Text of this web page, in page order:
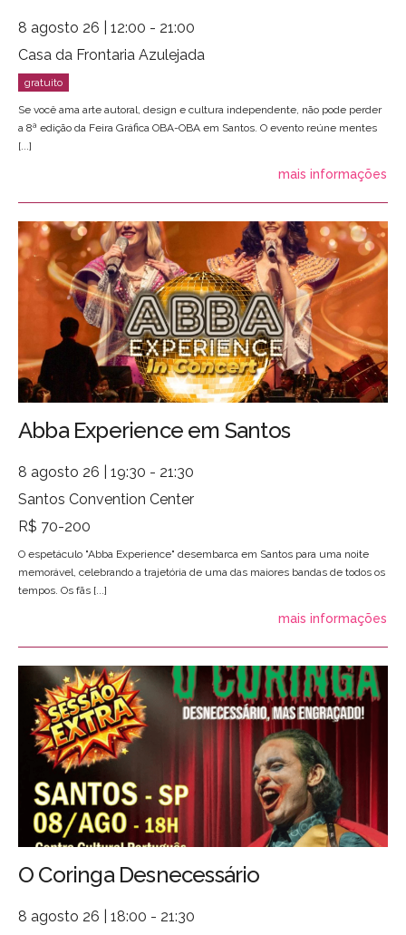
8 agosto 26 | 12:00 - 21:00
Casa da Frontaria Azulejada
Se você ama arte autoral, design e cultura independente, não pode perder
a 8ª edição da Feira Gráfica OBA-OBA em Santos. O evento reúne mentes
[...]
mais informações
Abba Experience em Santos
8 agosto 26 | 19:30 - 21:30
Santos Convention Center
R$ 70-200
O espetáculo "Abba Experience" desembarca em Santos para uma noite
memorável, celebrando a trajetória de uma das maiores bandas de todos os
tempos. Os fãs [...]
mais informações
O Coringa Desnecessário
8 agosto 26 | 18:00 - 21:30